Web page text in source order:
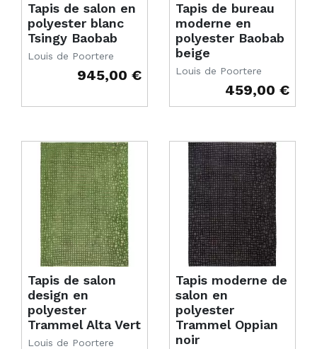
Tapis de salon en
polyester blanc
Tsingy Baobab
Louis de Poortere
945,00 €
Tapis de bureau
moderne en
polyester Baobab
beige
Louis de Poortere
459,00 €
Tapis de salon
design en
polyester
Trammel Alta Vert
Louis de Poortere
Tapis moderne de
salon en
polyester
Trammel Oppian
noir